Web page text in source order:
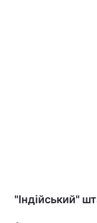
"Індійський"